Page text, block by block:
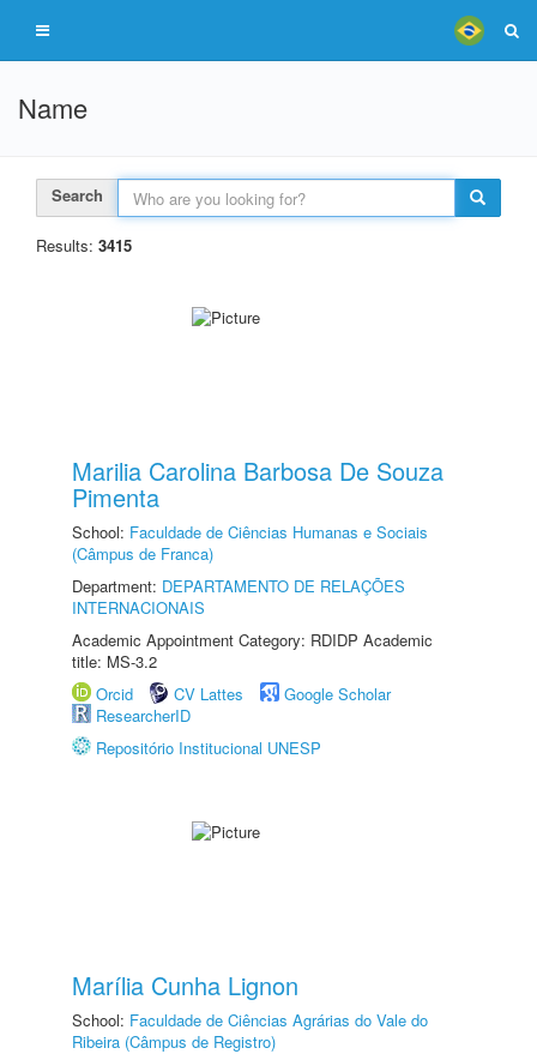
Name
Search
Results: 3415
Marilia Carolina Barbosa De Souza
Pimenta
School: Faculdade de Ciências Humanas e Sociais
(Câmpus de Franca)
Department: DEPARTAMENTO DE RELAÇÕES
INTERNACIONAIS
Academic Appointment Category: RDIDP Academic
title: MS-3.2
Orcid
CV Lattes
Google Scholar
ResearcherID
Repositório Institucional UNESP
Marília Cunha Lignon
School: Faculdade de Ciências Agrárias do Vale do
Ribeira (Câmpus de Registro)